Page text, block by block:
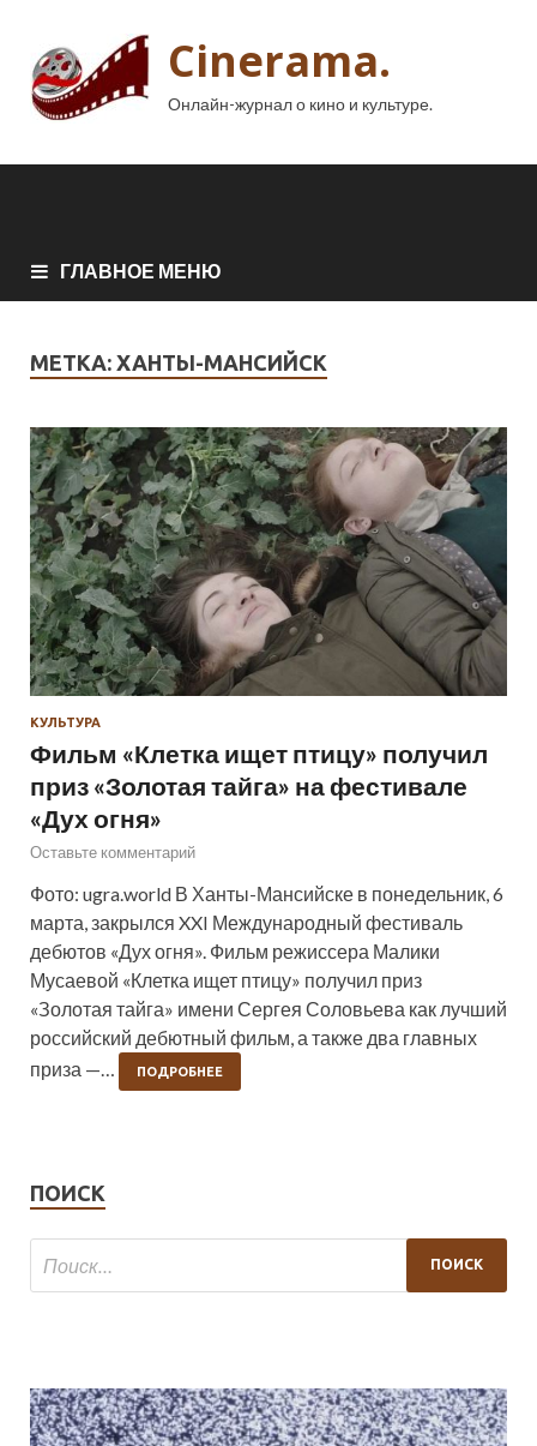
Cinerama.
Онлайн-журнал о кино и культуре.
ГЛАВНОЕ МЕНЮ
МЕТКА: ХАНТЫ-МАНСИЙСК
КУЛЬТУРА
Фильм «Клетка ищет птицу» получил
приз «Золотая тайга» на фестивале
«Дух огня»
Оставьте комментарий
Фото: ugra.world В Ханты-Мансийске в понедельник, 6
марта, закрылся XXI Международный фестиваль
дебютов «Дух огня». Фильм режиссера Малики
Мусаевой «Клетка ищет птицу» получил приз
«Золотая тайга» имени Сергея Соловьева как лучший
российский дебютный фильм, а также два главных
приза —…
ПОДРОБНЕЕ
ПОИСК